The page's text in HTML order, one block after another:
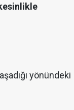
yönündeki